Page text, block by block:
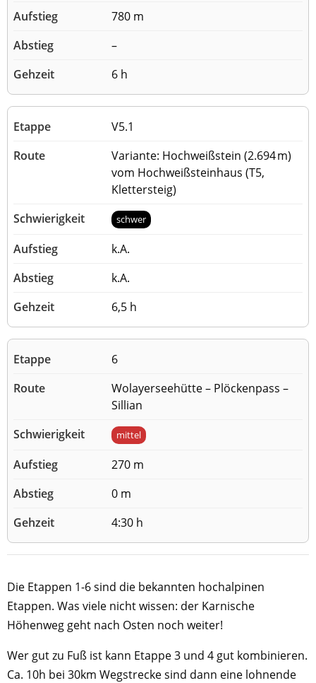
780 m
–
6 h
V5.1
Variante: Hochweißstein (2.694 m)
vom Hochweißsteinhaus (T5,
Klettersteig)
schwer
k.A.
k.A.
6,5 h
6
Wolayerseehütte – Plöckenpass –
Sillian
mittel
270 m
0 m
4:30 h
Die Etappen 1-6 sind die bekannten hochalpinen
Etappen. Was viele nicht wissen: der Karnische
Höhenweg geht nach Osten noch weiter!
Wer gut zu Fuß ist kann Etappe 3 und 4 gut kombinieren.
Ca. 10h bei 30km Wegstrecke sind dann eine lohnende